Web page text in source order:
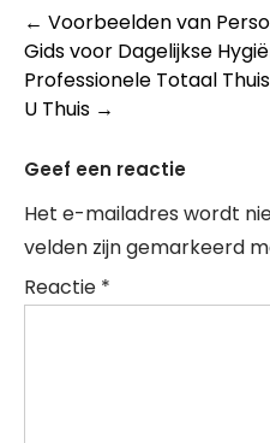
Post
navigation
← Voorbeelden van
Gids voor Dagelijkse
Professionele Totaal
U Thuis →
Geef een reactie
Het e-mailadres wordt
velden zijn gemarkeerd
Reactie *